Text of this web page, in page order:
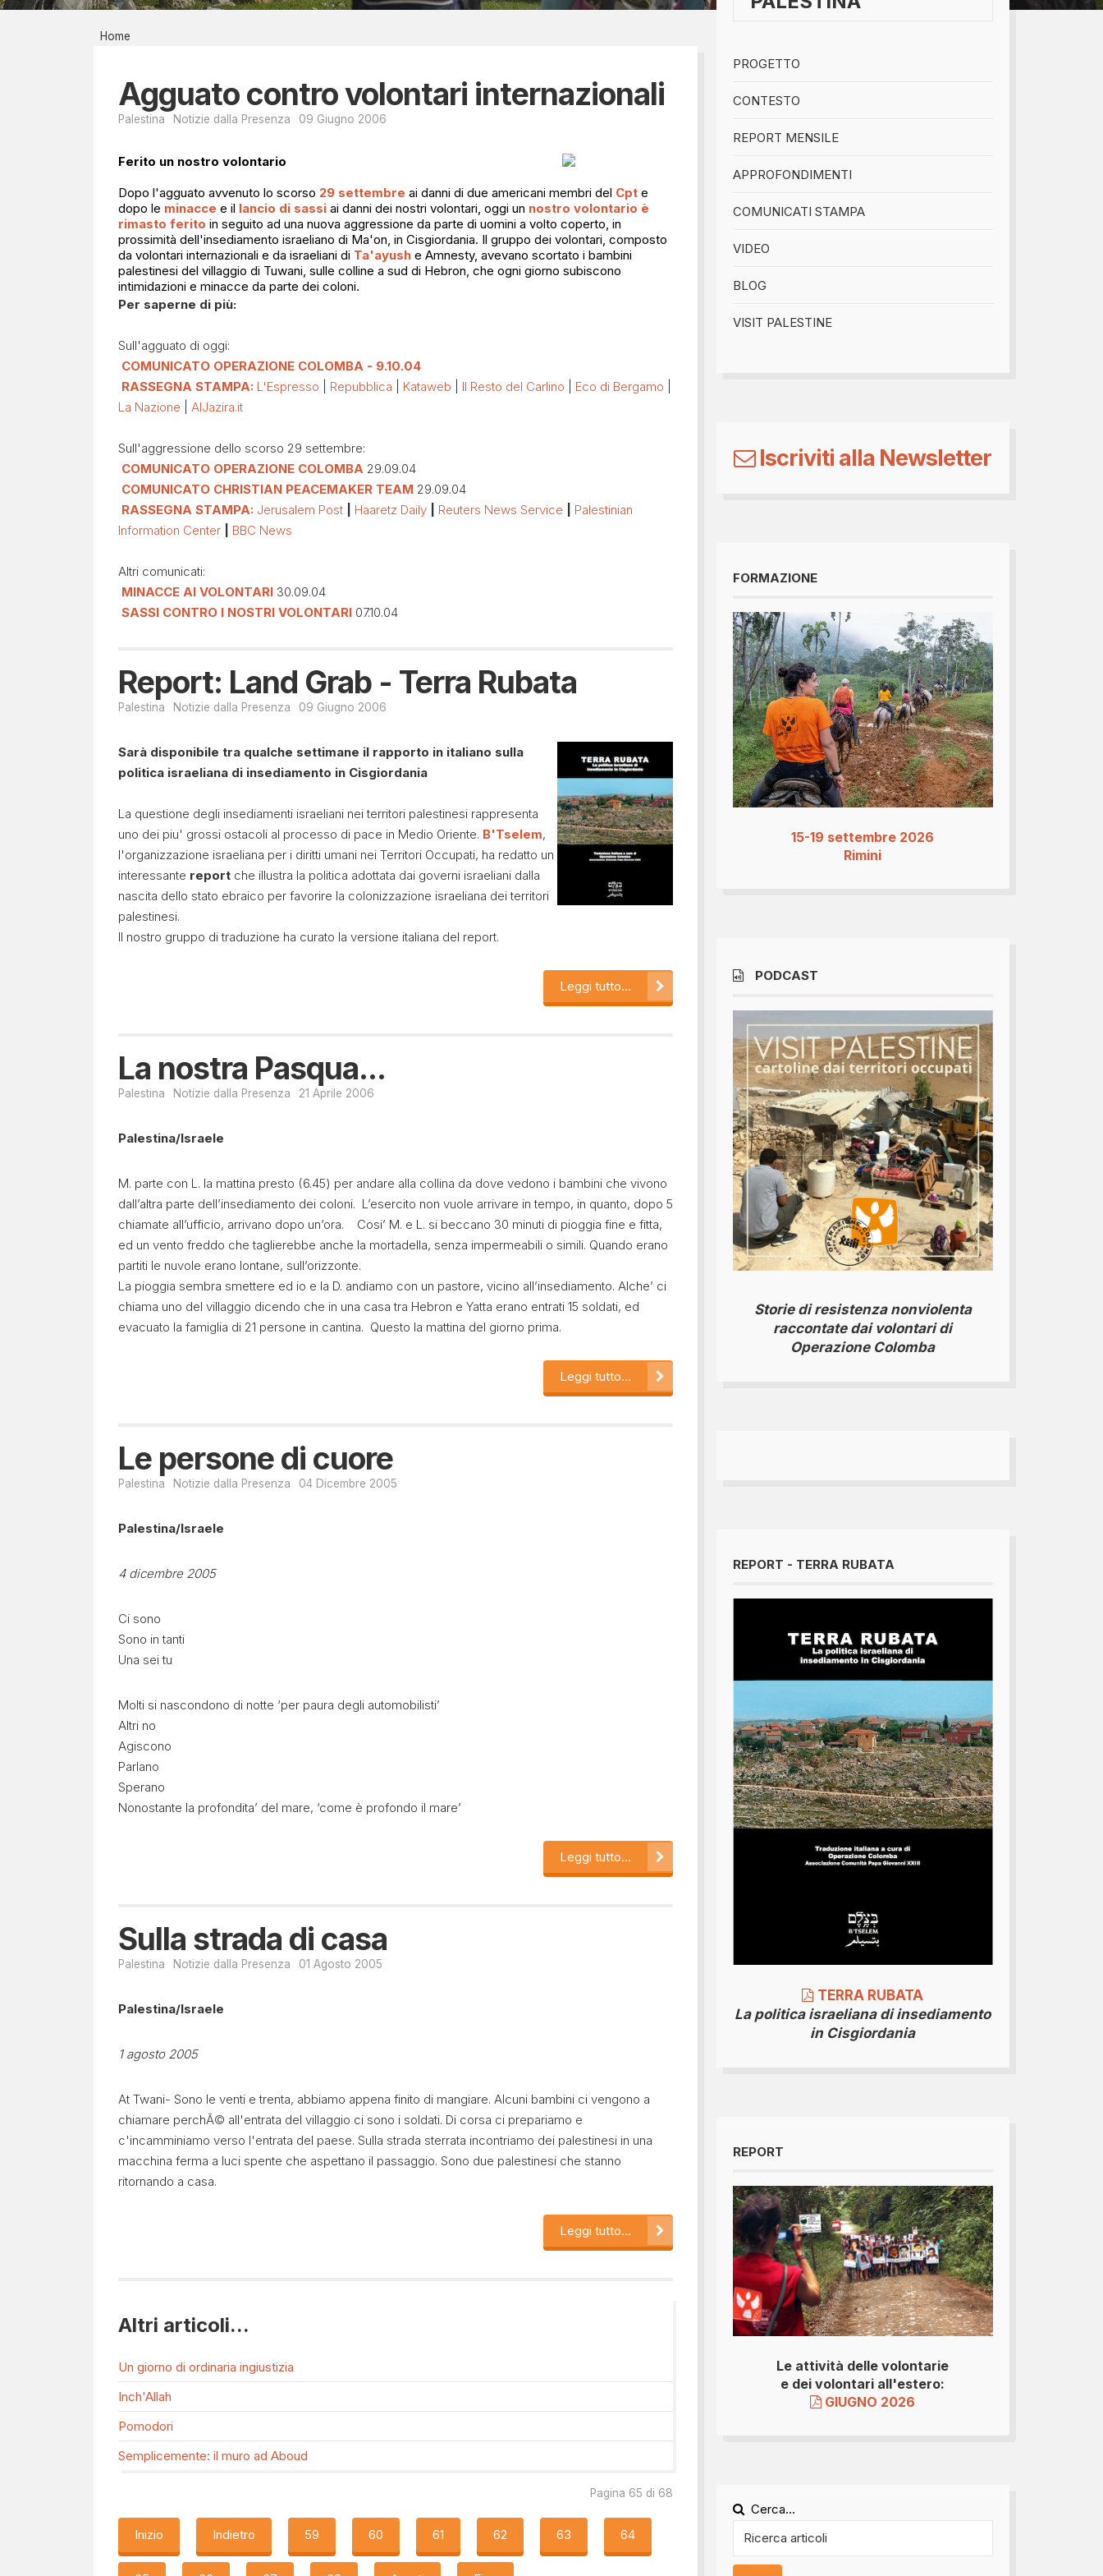
Contatti
Tesseramento 2026
Home
Agguato contro volontari internazionali
Palestina Notizie dalla Presenza 09 Giugno 2006
Ferito un nostro volontario
Dopo l'agguato avvenuto lo scorso 29 settembre ai danni di due americani membri del Cpt e
dopo le minacce e il lancio di sassi ai danni dei nostri volontari, oggi un nostro volontario è
rimasto ferito in seguito ad una nuova aggressione da parte di uomini a volto coperto, in
prossimità dell'insediamento israeliano di Ma'on, in Cisgiordania. Il gruppo dei volontari, composto
da volontari internazionali e da israeliani di Ta'ayush e Amnesty, avevano scortato i bambini
palestinesi del villaggio di Tuwani, sulle colline a sud di Hebron, che ogni giorno subiscono
intimidazioni e minacce da parte dei coloni.
Per saperne di più:
Sull'agguato di oggi:
COMUNICATO OPERAZIONE COLOMBA - 9.10.04
RASSEGNA STAMPA: L'Espresso Repubblica Kataweb Il Resto del Carlino Eco di Bergamo
La Nazione |AlJazira.it
Sull'aggressione dello scorso 29 settembre:
COMUNICATO OPERAZIONE COLOMBA 29.09.04
COMUNICATO CHRISTIAN PEACEMAKER TEAM 29.09.04
RASSEGNA STAMPA: Jerusalem Post Haaretz Daily Reuters News Service
Palestinian
Information Center
BBC News
Altri comunicati:
MINACCE AI VOLONTARI 30.09.04
SASSI CONTRO I NOSTRI VOLONTARI 07.10.04
Report: Land Grab - Terra Rubata
Palestina Notizie dalla Presenza 09 Giugno 2006
Sarà disponibile tra qualche settimane il rapporto in italiano sulla
politica israeliana di insediamento in Cisgiordania
La questione degli insediamenti israeliani nei territori palestinesi rappresenta
uno dei piu' grossi ostacoli al processo di pace in Medio Oriente. B'Tselem,
l'organizzazione israeliana per i diritti umani nei Territori Occupati, ha redatto un
interessante report che illustra la politica adottata dai governi israeliani dalla
nascita dello stato ebraico per favorire la colonizzazione israeliana dei territori
palestinesi.
Il nostro gruppo di traduzione ha curato la versione italiana del report.
Leggi tutto...
La nostra Pasqua...
Palestina Notizie dalla Presenza 21 Aprile 2006
Palestina/Israele
M. parte con L. la mattina presto (6.45) per andare alla collina da dove vedono i bambini che vivono
dall’altra parte dell’insediamento dei coloni. L’esercito non vuole arrivare in tempo, in quanto, dopo 5
chiamate all’ufficio, arrivano dopo un’ora. Cosi’ M. e L. si beccano 30 minuti di pioggia fine e fitta,
ed un vento freddo che taglierebbe anche la mortadella, senza impermeabili o simili. Quando erano
partiti le nuvole erano lontane, sull’orizzonte.
La pioggia sembra smettere ed io e la D. andiamo con un pastore, vicino all’insediamento. Alche’ ci
chiama uno del villaggio dicendo che in una casa tra Hebron e Yatta erano entrati 15 soldati, ed
evacuato la famiglia di 21 persone in cantina. Questo la mattina del giorno prima.
Leggi tutto...
Le persone di cuore
Palestina Notizie dalla Presenza 04 Dicembre 2005
Palestina/Israele
4 dicembre 2005
Ci sono
Sono in tanti
Una sei tu
Molti si nascondono di notte ‘per paura degli automobilisti’
Altri no
Agiscono
Parlano
Sperano
Nonostante la profondita’ del mare, ‘come è profondo il mare’
Leggi tutto...
Sulla strada di casa
Palestina Notizie dalla Presenza 01 Agosto 2005
Palestina/Israele
1 agosto 2005
At Twani- Sono le venti e trenta, abbiamo appena finito di mangiare. Alcuni bambini ci vengono a
chiamare perchÃ© all'entrata del villaggio ci sono i soldati. Di corsa ci prepariamo e
c'incamminiamo verso l'entrata del paese. Sulla strada sterrata incontriamo dei palestinesi in una
macchina ferma a luci spente che aspettano il passaggio. Sono due palestinesi che stanno
ritornando a casa.
Leggi tutto...
Altri articoli...
Un giorno di ordinaria ingiustizia
Inch'Allah
Pomodori
Semplicemente: il muro ad Aboud
Pagina 65 di 68
Inizio Indietro 59 60 61 62 63 64
PROGETTO
CONTESTO
REPORT MENSILE
APPROFONDIMENTI
COMUNICATI STAMPA
VIDEO
BLOG
VISIT PALESTINE
Iscriviti alla Newsletter
FORMAZIONE
15-19 settembre 2026
Rimini
PODCAST
Storie di resistenza nonviolenta
raccontate dai volontari di
Operazione Colomba
REPORT - TERRA RUBATA
TERRA RUBATA
La politica israeliana di insediamento
in Cisgiordania
REPORT
Le attività delle volontarie
e dei volontari all'estero:
GIUGNO 2026
Cerca...